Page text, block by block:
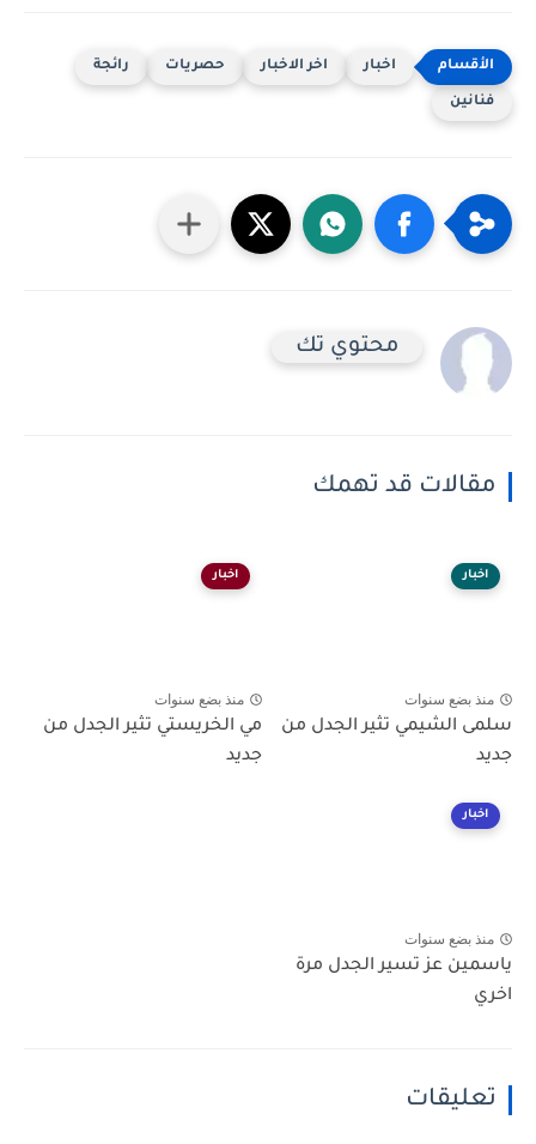
اخبار اخر الاخبار حصريات رائجة
فنانين
محتوي تك
مقالات قد تهمك
اخبار
منذ بضع سنوات
سلمى الشيمي تثير الجدل من
جديد
اخبار
منذ بضع سنوات
مي الخريستي تثير الجدل من
جديد
اخبار
منذ بضع سنوات
ياسمين عز تسير الجدل مرة
اخري
تعليقات